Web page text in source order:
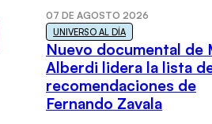
07 DE AGOSTO 2026
UNIVERSO AL DÍA
Nuevo documental de
Alberdi lidera la lista
recomendaciones de
Fernando Zavala